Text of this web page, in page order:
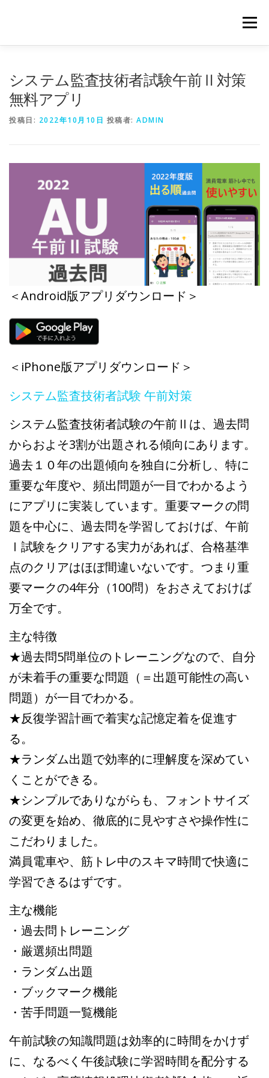
メニュー
システム監査技術者試験午前Ⅱ対策
無料アプリ
投稿日: 2022年10月10日 投稿者: ADMIN
＜Android版アプリダウンロード＞
＜iPhone版アプリダウンロード＞
システム監査技術者試験 午前対策
システム監査技術者試験の午前Ⅱは、過去問
からおよそ3割が出題される傾向にあります。
過去１０年の出題傾向を独自に分析し、特に
重要な年度や、頻出問題が一目でわかるよう
にアプリに実装しています。重要マークの問
題を中心に、過去問を学習しておけば、午前
Ⅰ試験をクリアする実力があれば、合格基準
点のクリアはほぼ間違いないです。つまり重
要マークの4年分（100問）をおさえておけば
万全です。
主な特徴
★過去問5問単位のトレーニングなので、自分
が未着手の重要な問題（＝出題可能性の高い
問題）が一目でわかる。
★反復学習計画で着実な記憶定着を促進す
る。
★ランダム出題で効率的に理解度を深めてい
くことができる。
★シンプルでありながらも、フォントサイズ
の変更を始め、徹底的に見やすさや操作性に
こだわりました。
満員電車や、筋トレ中のスキマ時間で快適に
学習できるはずです。
主な機能
・過去問トレーニング
・厳選頻出問題
・ランダム出題
・ブックマーク機能
・苦手問題一覧機能
午前試験の知識問題は効率的に時間をかけず
に、なるべく午後試験に学習時間を配分する